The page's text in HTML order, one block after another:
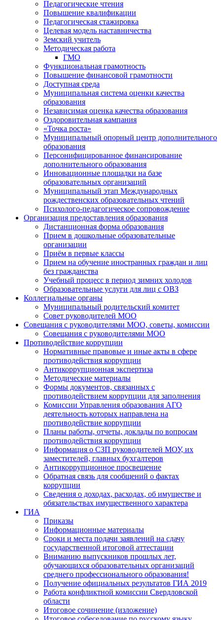
Педагогические чтения
Повышение квалификации
Педагогическая стажировка
Целевая модель наставничества
Земский учитель
Методическая работа
ГМО
Функциональная грамотность
Повышение финансовой грамотности
Доступная среда
Муниципальная система оценки качества
образования
Независимая оценка качества образования
Оздоровительная кампания
«Точка роста»
Муниципальный опорный центр дополнительного
образования
Персонифицированное финансирование
дополнительного образования
Инновационные площадки на базе
образовательных организаций
Муниципальный этап Международных
рождественских образовательных чтений
Психолого-педагогическое сопровождение
Организация предоставления образования
Дистанционная форма образования
Прием в дошкольные образовательные
организации
Приём в первые классы
Прием на обучение иностранных граждан и лиц
без гражданства
Учебный процесс в период зимних холодов
Образовательные услуги для лиц с ОВЗ
Коллегиальные органы
Муниципальный родительский комитет
Совет руководителей МОО
Совещания с руководителями МОО, советы, комиссии
Совещания с руководителями МОО
Противодействие коррупции
Нормативные правовые и иные акты в сфере
противодействия коррупции
Антикоррупционная экспертиза
Методические материалы
Формы документов, связанных с
противодействием коррупции для заполнения
Комиссии Управления образования АГО
деятельность которых направлена на
противодействие коррупции
Планы работы, отчеты, доклады по вопросам
противодействия коррупции
Информация о СЗП руководителей МОУ, их
заместителей, главных бухгалтеров
Антикоррупционное просвещение
Обратная связь для сообщений о фактах
коррупции
Сведения о доходах, расходах, об имуществе и
обязательствах имущественного характера
ГИА
Приказы
Информационные материалы
Сроки и места подачи заявлений на сдачу
государственной итоговой аттестации
Вниманию выпускников прошлых лет,
обучающихся образовательных организаций
среднего профессионального образования!
Получение официальных результатов ГИА 2019
Работа конфликтной комиссии Свердловской
области
Итоговое сочинение (изложение)